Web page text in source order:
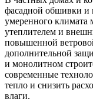
фасадной обшивки и
умеренного климата
утеплителем и
повышенной
дополнительной
и монолитном
современные
тепло и снизить
влаги.